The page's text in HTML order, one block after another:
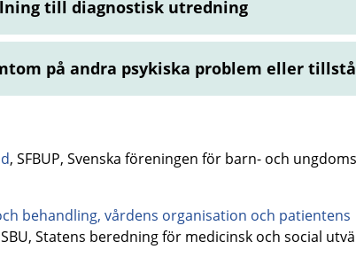
till diagnostisk utredning
på andra psykiska problem eller
, SFBUP, Svenska föreningen för barn- och
behandling, vårdens organisation och patientens
Statens beredning för medicinsk och social